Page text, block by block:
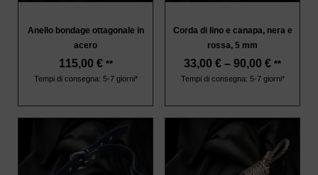
Anello bondage ottagonale in
acero
115,00 € **
Tempi di consegna: 5-7 giorni*
Corda di lino e canapa, nera e
rossa, 5 mm
33,00 € – 90,00 € **
Tempi di consegna: 5-7 giorni*